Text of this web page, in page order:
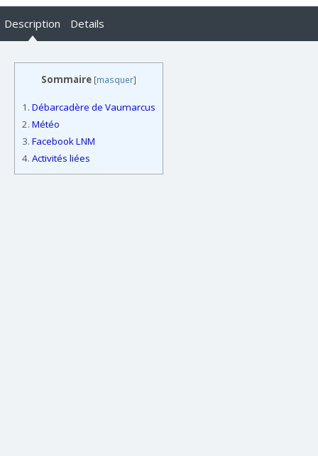
Description Details
Sommaire [masquer]
1. Débarcadère de Vaumarcus
2. Météo
3. Facebook LNM
4. Activités liées